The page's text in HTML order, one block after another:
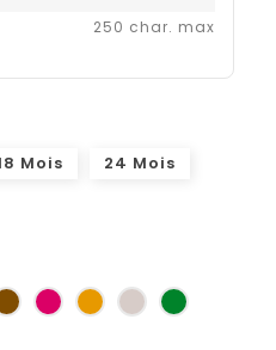
250 char. max
Mois
24 Mois
MarronFuchsia
Jaune
d'or
FicelleVert